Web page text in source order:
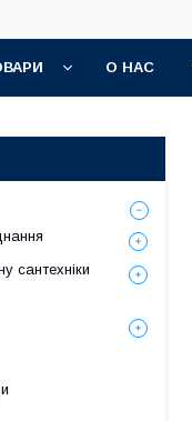
О НАС
сантехніки